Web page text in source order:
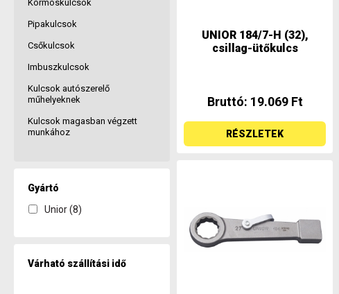
Körmöskulcsok
Pipakulcsok
Csőkulcsok
Imbuszkulcsok
Kulcsok autószerelő
műhelyeknek
Kulcsok magasban végzett
munkához
Gyártó
Unior (8)
Várható szállítási idő
UNIOR 184/7-H (32),
csillag-ütőkulcs
Bruttó: 19.069 Ft
RÉSZLETEK